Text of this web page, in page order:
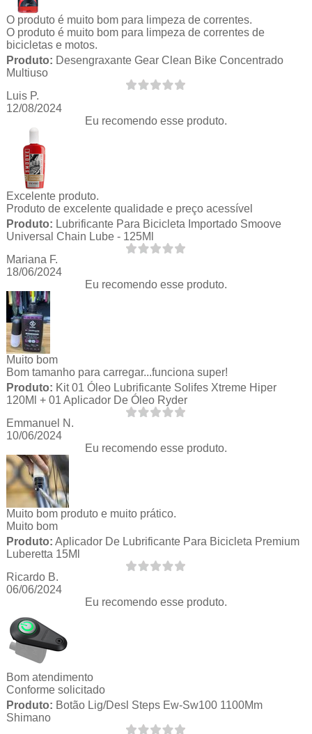
O produto é muito bom para limpeza de correntes.
O produto é muito bom para limpeza de correntes de
bicicletas e motos.
Produto: Desengraxante Gear Clean Bike Concentrado
Multiuso
Luis P.
12/08/2024
Eu recomendo esse produto.
Excelente produto.
Produto de excelente qualidade e preço acessível
Produto: Lubrificante Para Bicicleta Importado Smoove
Universal Chain Lube - 125Ml
Mariana F.
18/06/2024
Eu recomendo esse produto.
Muito bom
Bom tamanho para carregar...funciona super!
Produto: Kit 01 Óleo Lubrificante Solifes Xtreme Hiper
120Ml + 01 Aplicador De Óleo Ryder
Emmanuel N.
10/06/2024
Eu recomendo esse produto.
Muito bom produto e muito prático.
Muito bom
Produto: Aplicador De Lubrificante Para Bicicleta Premium
Luberetta 15Ml
Ricardo B.
06/06/2024
Eu recomendo esse produto.
Bom atendimento
Conforme solicitado
Produto: Botão Lig/Desl Steps Ew-Sw100 1100Mm
Shimano